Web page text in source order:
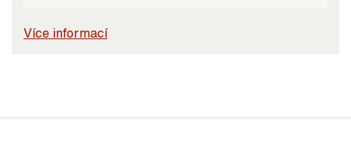
Více informací